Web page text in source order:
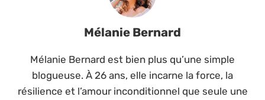
Mélanie Bernard
Mélanie Bernard est bien plus qu’une simple
blogueuse. À 26 ans, elle incarne la force, la
résilience et l’amour inconditionnel que seule une